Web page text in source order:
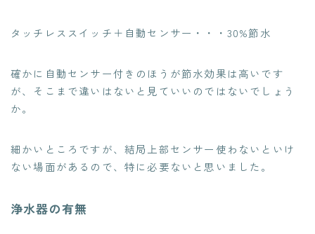
タッチレススイッチ＋自動センサー・・・30%節水
確かに自動センサー付きのほうが節水効果は高いです
が、そこまで違いはないと見ていいのではないでしょう
か。
細かいところですが、結局上部センサー使わないといけ
ない場面があるので、特に必要ないと思いました。
浄水器の有無